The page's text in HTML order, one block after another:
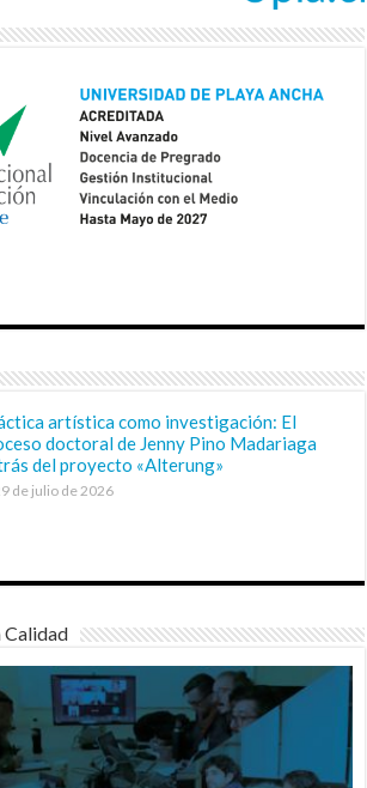
artística como investigación: El
doctoral de Jenny Pino Madariaga
del proyecto «Alterung»
de julio de 2026
Calidad